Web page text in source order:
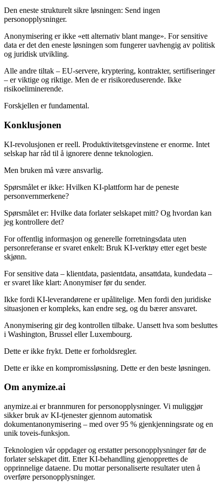
Den eneste strukturelt sikre løsningen: Send ingen
personopplysninger.
Anonymisering er ikke «ett alternativ blant mange». For sensitive
data er det den eneste løsningen som fungerer uavhengig av politisk
og juridisk utvikling.
Alle andre tiltak – EU-servere, kryptering, kontrakter, sertifiseringer
– er viktige og riktige. Men de er risikoreduserende. Ikke
risikoeliminerende.
Forskjellen er fundamental.
Konklusjonen
KI-revolusjonen er reell. Produktivitetsgevinstene er enorme. Intet
selskap har råd til å ignorere denne teknologien.
Men bruken må være ansvarlig.
Spørsmålet er ikke: Hvilken KI-plattform har de peneste
personvernmerkene?
Spørsmålet er: Hvilke data forlater selskapet mitt? Og hvordan kan
jeg kontrollere det?
For offentlig informasjon og generelle forretningsdata uten
personreferanse er svaret enkelt: Bruk KI-verktøy etter eget beste
skjønn.
For sensitive data – klientdata, pasientdata, ansattdata, kundedata –
er svaret like klart: Anonymiser før du sender.
Ikke fordi KI-leverandørene er upålitelige. Men fordi den juridiske
situasjonen er kompleks, kan endre seg, og du bærer ansvaret.
Anonymisering gir deg kontrollen tilbake. Uansett hva som besluttes
i Washington, Brussel eller Luxembourg.
Dette er ikke frykt. Dette er forholdsregler.
Dette er ikke en kompromissløsning. Dette er den beste løsningen.
Om anymize.ai
anymize.ai er brannmuren for personopplysninger. Vi muliggjør
sikker bruk av KI-tjenester gjennom automatisk
dokumentanonymisering – med over 95 % gjenkjenningsrate og en
unik toveis-funksjon.
Teknologien vår oppdager og erstatter personopplysninger før de
forlater selskapet ditt. Etter KI-behandling gjenopprettes de
opprinnelige dataene. Du mottar personaliserte resultater uten å
overføre personopplysninger.